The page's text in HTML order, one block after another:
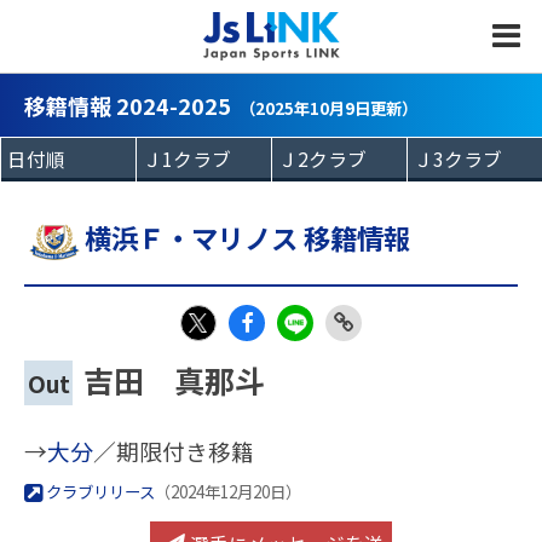
移籍情報 2024-2025 （2025年10月9日更新）
横浜Ｆ・マリノス 移籍情報
Fac
eb
k
Out 吉田 真那斗
→大分／期限付き移籍
クラブリリース （2024年12月20日）